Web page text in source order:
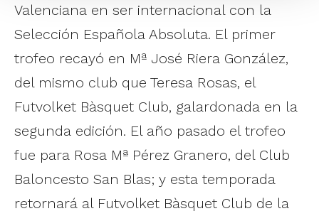
Valenciana en ser internacional con la
Selección Española Absoluta. El primer
trofeo recayó en Mª José Riera González,
del mismo club que Teresa Rosas, el
Futvolket Bàsquet Club, galardonada en la
segunda edición. El año pasado el trofeo
fue para Rosa Mª Pérez Granero, del Club
Baloncesto San Blas; y esta temporada
retornará al Futvolket Bàsquet Club de la